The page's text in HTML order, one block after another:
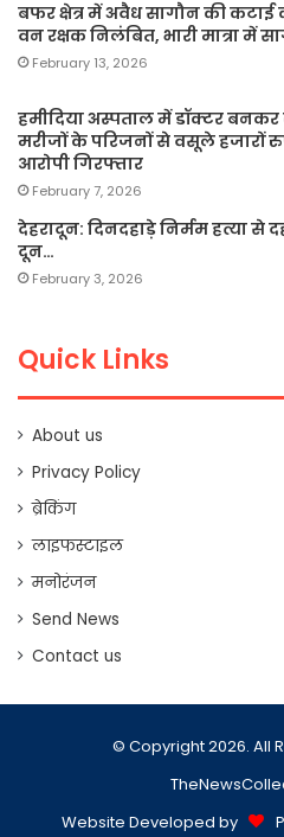
बफर क्षेत्र में अवैध सागौन की कटाई
वन रक्षक निलंबित, भारी मात्रा में
February 13, 2026
हमीदिया अस्पताल में डॉक्टर बनकर
मरीजों के परिजनों से वसूले हजारों
आरोपी गिरफ्तार
February 7, 2026
देहरादून: दिनदहाड़े निर्मम हत्या से
दून…
February 3, 2026
Quick Links
About us
Privacy Policy
ब्रेकिंग
लाइफस्टाइल
मनोरंजन
Send News
Contact us
© Copyright 2026. All
Website Developed by